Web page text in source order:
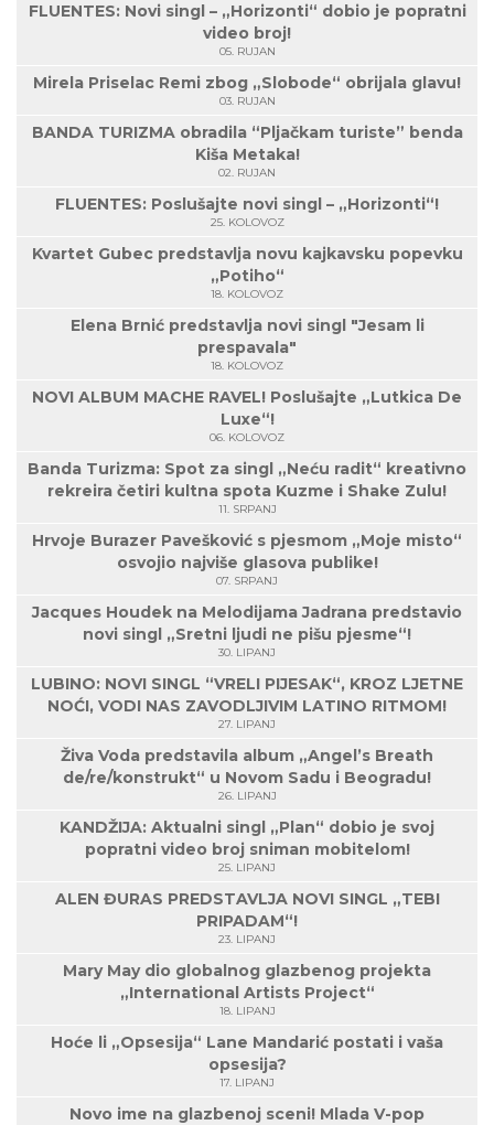
FLUENTES: Novi singl – „Horizonti“ dobio je popratni
video broj!
05. RUJAN
Mirela Priselac Remi zbog „Slobode“ obrijala glavu!
03. RUJAN
BANDA TURIZMA obradila “Pljačkam turiste” benda
Kiša Metaka!
02. RUJAN
FLUENTES: Poslušajte novi singl – „Horizonti“!
25. KOLOVOZ
Kvartet Gubec predstavlja novu kajkavsku popevku
„Potiho“
18. KOLOVOZ
Elena Brnić predstavlja novi singl "Jesam li
prespavala"
18. KOLOVOZ
NOVI ALBUM MACHE RAVEL! Poslušajte „Lutkica De
Luxe“!
06. KOLOVOZ
Banda Turizma: Spot za singl „Neću radit“ kreativno
rekreira četiri kultna spota Kuzme i Shake Zulu!
11. SRPANJ
Hrvoje Burazer Pavešković s pjesmom „Moje misto“
osvojio najviše glasova publike!
07. SRPANJ
Jacques Houdek na Melodijama Jadrana predstavio
novi singl „Sretni ljudi ne pišu pjesme“!
30. LIPANJ
LUBINO: NOVI SINGL “VRELI PIJESAK“, KROZ LJETNE
NOĆI, VODI NAS ZAVODLJIVIM LATINO RITMOM!
27. LIPANJ
Živa Voda predstavila album „Angel’s Breath
de/re/konstrukt“ u Novom Sadu i Beogradu!
26. LIPANJ
KANDŽIJA: Aktualni singl „Plan“ dobio je svoj
popratni video broj sniman mobitelom!
25. LIPANJ
ALEN ĐURAS PREDSTAVLJA NOVI SINGL „TEBI
PRIPADAM“!
23. LIPANJ
Mary May dio globalnog glazbenog projekta
„International Artists Project“
18. LIPANJ
Hoće li „Opsesija“ Lane Mandarić postati i vaša
opsesija?
17. LIPANJ
Novo ime na glazbenoj sceni! Mlada V-pop